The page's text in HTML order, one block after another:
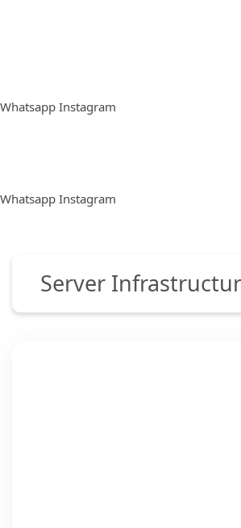
Whatsapp Instagram
Whatsapp Instagram